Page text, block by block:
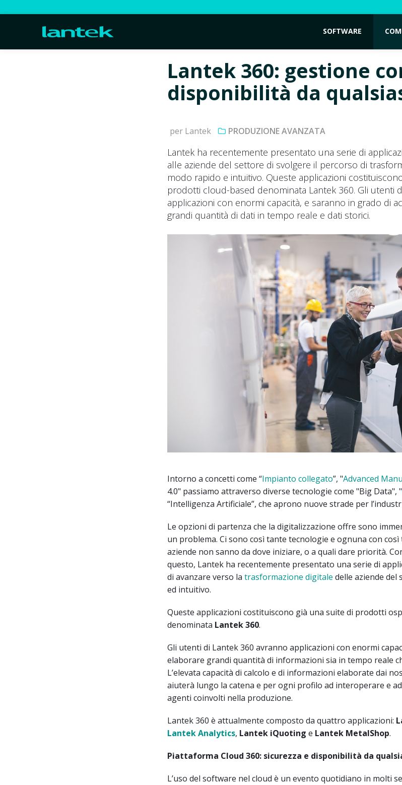
SOFTWARE
Lantek 360: gestione
disponibilità da
per Lantek PRODUZIONE AVANZATA
Lantek ha recentemente presentato una serie di
alle aziende del settore di svolgere il percorso di
modo rapido e intuitivo. Queste applicazioni
prodotti cloud-based denominata Lantek 360. Gli utenti
applicazioni con enormi capacità, e saranno in grado di
grandi quantità di dati in tempo reale e dati storici.
Intorno a concetti come “Impianto collegato”, "Advanced
4.0" passiamo attraverso diverse tecnologie come "Big Data", "
“Intelligenza Artificiale”, che aprono nuove strade per
Le opzioni di partenza che la digitalizzazione offre sono
un problema. Ci sono così tante tecnologie e ognuna con
aziende non sanno da dove iniziare, o a quali dare priorità.
questo, Lantek ha recentemente presentato una serie di
di avanzare verso la trasformazione digitale delle aziende del
ed intuitivo.
Queste applicazioni costituiscono già una suite di prodotti
denominata Lantek 360.
Gli utenti di Lantek 360 avranno applicazioni con enormi
elaborare grandi quantità di informazioni sia in tempo reale
L’elevata capacità di calcolo e di informazioni elaborate dai
aiuterà lungo la catena e per ogni profilo ad interoperare e
agenti coinvolti nella produzione.
Lantek 360 è attualmente composto da quattro applicazioni:
Lantek Analytics, Lantek iQuoting e Lantek MetalShop.
Piattaforma Cloud 360: sicurezza e disponibilità da
L’uso del software nel cloud è un evento quotidiano in molti